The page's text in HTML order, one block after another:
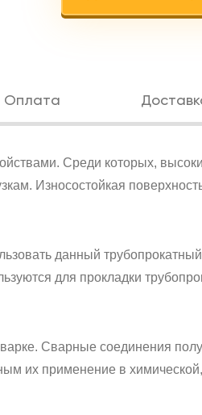
Оплата
Среди которых,
Износостойкая
данный
для прокладки
Сварные соединения
их применение в